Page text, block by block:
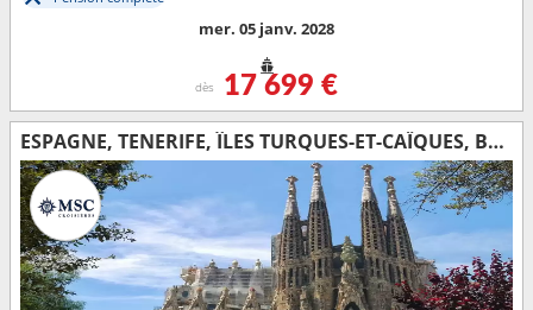
mer. 05 janv. 2028
dès 17 699 €
ESPAGNE, TENERIFE, ÎLES TURQUES-ET-CAÏQUES, BAHAMAS, PANAMA, ÉQUATEUR, PÉROU, CHILI, ROYAUME-UNI, FRANCE, TONGA, NOUVELLE-CALÉDONIE, NOUVELLE-ZÉLANDE, AUSTRALIE, INDONÉSIE, VIETNAM, THAÏLANDE, CAMBODG